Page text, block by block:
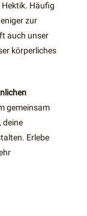
Hektik. Häufig
zur
auch unser
körperliches
gemeinsam
deine
Erlebe